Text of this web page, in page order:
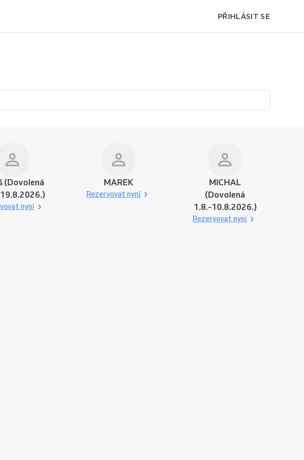
PŘIHLÁSIT SE
(Dovolená
nyní
MAREK
Rezervovat nyní
MICHAL
(Dovolená
1.8.-10.8.2026.)
Rezervovat nyní